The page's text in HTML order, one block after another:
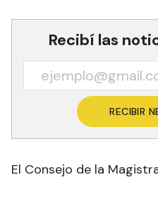
Recibí las
RECIBIR
El Consejo de la